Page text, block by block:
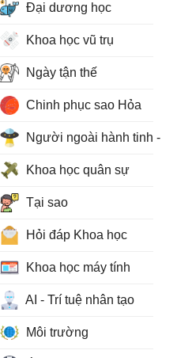
Đại dương học
Khoa học vũ trụ
Ngày tận thế
Chinh phục sao Hỏa
Người ngoài hành tinh -
Khoa học quân sự
Tại sao
Hỏi đáp Khoa học
Khoa học máy tính
AI - Trí tuệ nhân tạo
Môi trường